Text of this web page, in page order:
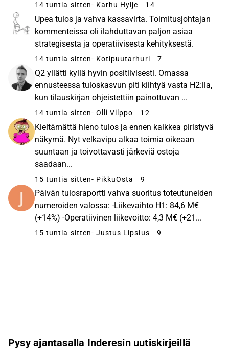
14 tuntia sitten- Karhu Hylje 14
Upea tulos ja vahva kassavirta. Toimitusjohtajan
kommenteissa oli ilahduttavan paljon asiaa
strategisesta ja operatiivisesta kehityksestä.
14 tuntia sitten- Kotipuutarhuri 7
Q2 yllätti kyllä hyvin positiivisesti. Omassa
ennusteessa tuloskasvun piti kiihtyä vasta H2:lla,
kun tilauskirjan ohjeistettiin painottuvan ...
14 tuntia sitten- Olli Vilppo 12
Kieltämättä hieno tulos ja ennen kaikkea piristyvä
näkymä. Nyt velkavipu alkaa toimia oikeaan
suuntaan ja toivottavasti järkeviä ostoja
saadaan...
15 tuntia sitten- PikkuOsta 9
Päivän tulosraportti vahva suoritus toteutuneiden
numeroiden valossa: -Liikevaihto H1: 84,6 M€
(+14%) -Operatiivinen liikevoitto: 4,3 M€ (+21...
15 tuntia sitten- Justus Lipsius 9
Pysy ajantasalla Inderesin uutiskirjeillä